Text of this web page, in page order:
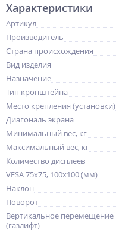
Характеристики
Артикул
Производитель
Страна происхождения
Вид изделия
Назначение
Тип кронштейна
Место крепления (установки)
Диагональ экрана
Минимальный вес, кг
Максимальный вес, кг
Количество дисплеев
VESA 75x75, 100x100 (мм)
Наклон
Поворот
Вертикальное перемещение
(газлифт)